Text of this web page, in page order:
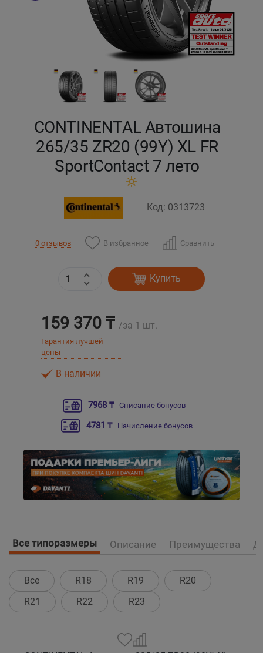
CONTINENTAL Автошина
265/35 ZR20 (99Y) XL FR
SportContact 7 лето
Код: 0313723
0 отзывов В избранное Сравнить
Купить
159 370 ₸ /за 1 шт.
Гарантия лучшей
цены
В наличии
7968 ₸ Списание бонусов
4781 ₸ Начисление бонусов
Все типоразмеры Описание Преимущества
Все R18 R19
R20
R21
R22 R23
Кызылорда
Петропавловск
Талдыкорган
Усть-Каменогорск
Шымкент
Экибастуз